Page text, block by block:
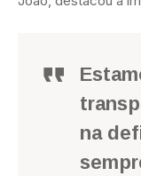
na